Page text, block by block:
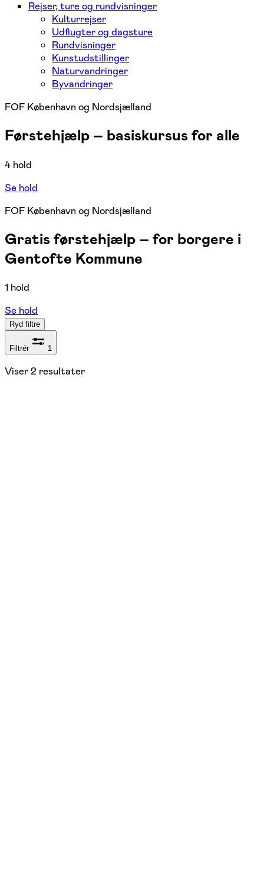
Rejser, ture og rundvisninger
Kulturrejser
Udflugter og dagsture
Rundvisninger
Kunstudstillinger
Naturvandringer
Byvandringer
FOF København og Nordsjælland
Førstehjælp – basiskursus for alle
4 hold
Se hold
FOF København og Nordsjælland
Gratis førstehjælp – for borgere i
Gentofte Kommune
1 hold
Se hold
Ryd filtre
Filtrér 1
Viser2 resultater